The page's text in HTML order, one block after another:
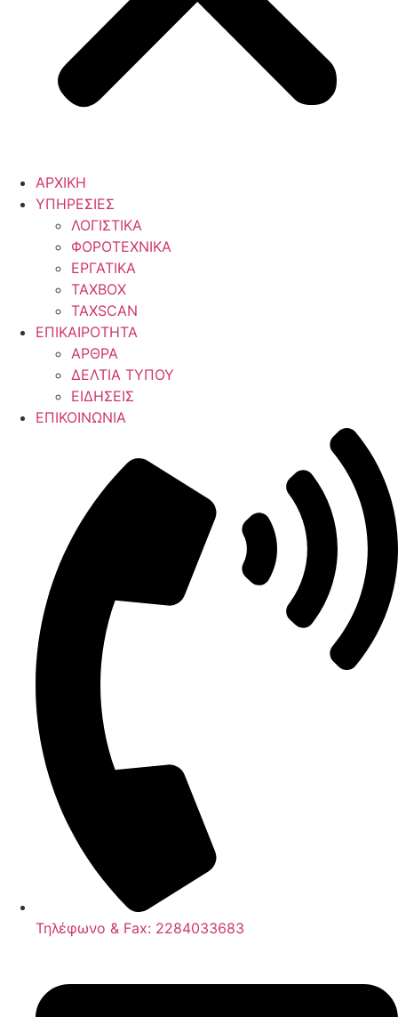
ΑΡΧΙΚΗ
ΥΠΗΡΕΣΙΕΣ
ΛΟΓΙΣΤΙΚΑ
ΦΟΡΟΤΕΧΝΙΚΑ
ΕΡΓΑΤΙΚΑ
TAXBOX
TAXSCAN
ΕΠΙΚΑΙΡΟΤΗΤΑ
ΑΡΘΡΑ
ΔΕΛΤΙΑ ΤΥΠΟΥ
ΕΙΔΗΣΕΙΣ
ΕΠΙΚΟΙΝΩΝΙΑ
Τηλέφωνο & Fax: 2284033683